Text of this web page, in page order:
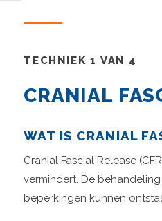
TECHNIEK 1 VAN 4
CRANIAL
WAT IS CRANIAL
Cranial Fascial Release
vermindert. De
beperkingen kunnen